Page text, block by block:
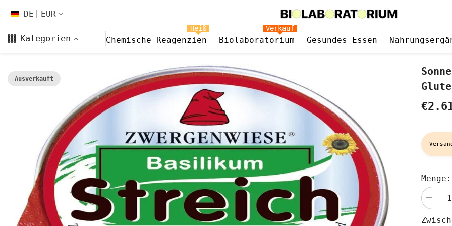
DE
FR
HI
ES
NL
NB
EUR
Kategorien Chemische Reagenzien
Heiß
Biolaboratorium
Verkauf
Gesundes Essen
Ausverkauft
Menge:
für